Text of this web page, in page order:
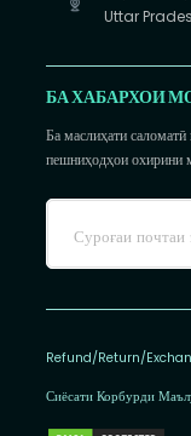
Uttar
БА ХАБАРХОИ
Ба маслиҳати
пешниҳодҳои охирини
Refund/Return/
Сиёсати Корбурди